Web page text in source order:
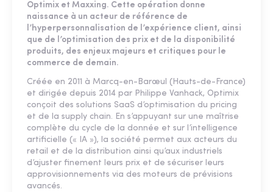
Optimix et Maxxing. Cette opération donne
naissance à un acteur de référence de
l’hyperpersonnalisation de l’expérience client, ainsi
que de l’optimisation des prix et de la disponibilité
produits, des enjeux majeurs et critiques pour le
commerce de demain.
Créée en 2011 à Marcq-en-Barœul (Hauts-de-France)
et dirigée depuis 2014 par Philippe Vanhack, Optimix
conçoit des solutions SaaS d’optimisation du pricing
et de la supply chain. En s’appuyant sur une maîtrise
complète du cycle de la donnée et sur l’intelligence
artificielle (« IA »), la société permet aux acteurs du
retail et de la distribution ainsi qu’aux industriels
d’ajuster finement leurs prix et de sécuriser leurs
approvisionnements via des moteurs de prévisions
avancés.